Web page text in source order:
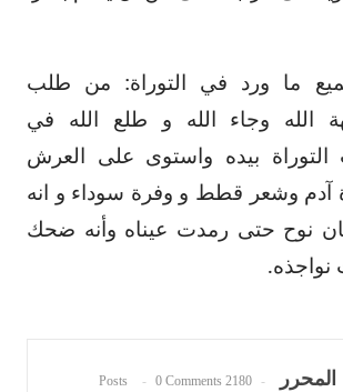
ما ورد في التوراة: من طلب
الله وجاء الله و طلع الله في
بيده واستوى على العرش
آدم وشعر قطط و وفرة سوداء و انه
نوح حتى رمدت عيناه وأنه ضحك
نواجذه.
المحرر 2180 Posts
0 Comments